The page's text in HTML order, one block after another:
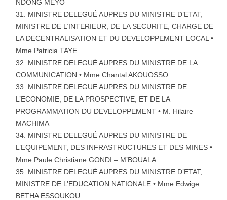
NDONG MEYO
MINISTRE DELEGUÉ AUPRES DU MINISTRE D’ETAT,
MINISTRE DE L’INTERIEUR, DE LA SECURITE, CHARGE DE
LA DECENTRALISATION ET DU DEVELOPPEMENT LOCAL •
Mme Patricia TAYE
MINISTRE DELEGUÉ AUPRES DU MINISTRE DE LA
COMMUNICATION • Mme Chantal AKOUOSSO
MINISTRE DELEGUE AUPRES DU MINISTRE DE
L’ECONOMIE, DE LA PROSPECTIVE, ET DE LA
PROGRAMMATION DU DEVELOPPEMENT • M. Hilaire
MACHIMA
MINISTRE DELEGUÉ AUPRES DU MINISTRE DE
L’EQUIPEMENT, DES INFRASTRUCTURES ET DES MINES •
Mme Paule Christiane GONDI – M’BOUALA
MINISTRE DELEGUÉ AUPRES DU MINISTRE D’ETAT,
MINISTRE DE L’EDUCATION NATIONALE • Mme Edwige
BETHA ESSOUKOU